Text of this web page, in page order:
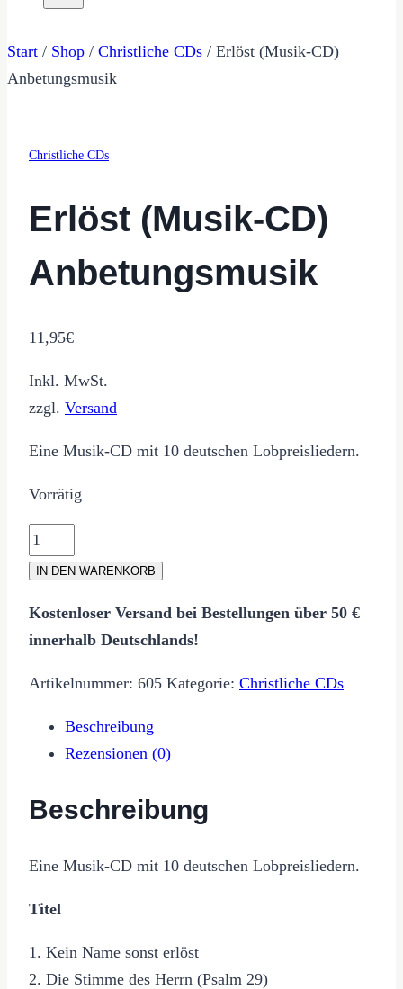
Start / Shop / Christliche CDs / Erlöst (Musik-CD)
Anbetungsmusik
Christliche CDs
Erlöst (Musik-CD)
Anbetungsmusik
11,95€
Inkl. MwSt.
zzgl. Versand
Eine Musik-CD mit 10 deutschen Lobpreisliedern.
Vorrätig
Erlöst
(Musik-
Anbetungsmusik
Menge
IN DEN WARENKORB
Kostenloser Versand bei Bestellungen über 50 €
innerhalb Deutschlands!
Artikelnummer: 605 Kategorie: Christliche CDs
Beschreibung
Rezensionen (0)
Beschreibung
Eine Musik-CD mit 10 deutschen Lobpreisliedern.
Titel
1. Kein Name sonst erlöst
2. Die Stimme des Herrn (Psalm 29)